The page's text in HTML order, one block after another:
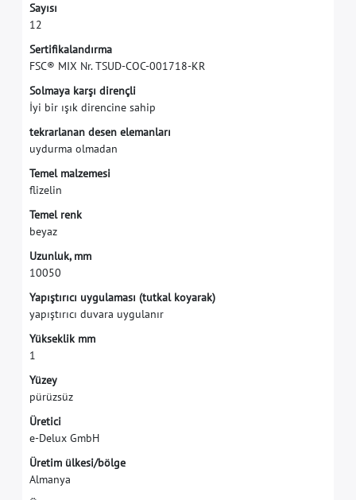
Sayısı
12
Sertifkalandırma
FSC® MIX Nr. TSUD-COC-001718-KR
Solmaya karşı dirençli
İyi bir ışık direncine sahip
tekrarlanan desen elemanları
uydurma olmadan
Temel malzemesi
fizelin
Temel renk
beyaz
Uzunluk, mm
10050
Yapıştırıcı uygulaması (tutkal koyarak)
yapıştırıcı duvara uygulanır
Yükseklik mm
1
Yüzey
pürüzsüz
Üretici
e-Delux GmbH
Üretim ülkesi/bölge
Almanya